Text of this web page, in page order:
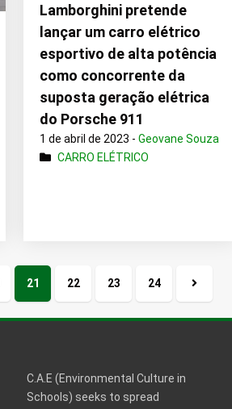
Lamborghini pretende
lançar um carro elétrico
esportivo de alta potência
como concorrente da
suposta geração elétrica
do Porsche 911
1 de abril de 2023 -Geovane Souza
CARRO ELÉTRICO
21 22 23 24
Próxima
página
C.A.E (Environmental Culture in
Schools) seeks to spread